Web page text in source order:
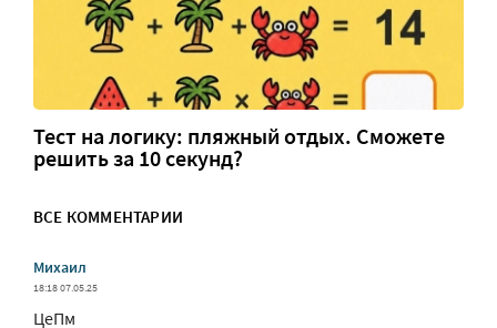
Тест на логику: пляжный отдых. Сможете
решить за 10 секунд?
ВСЕ КОММЕНТАРИИ
Михаил
18:18 07.05.25
ЦеПм